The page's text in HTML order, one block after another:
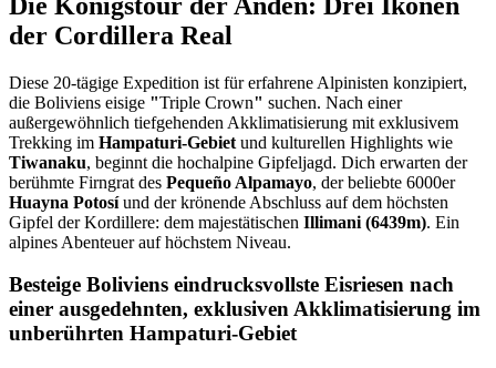
der Cordillera Real
Diese 20-tägige Expedition ist für erfahrene Alpinisten konzipiert,
die Boliviens eisige "Triple Crown" suchen. Nach einer
außergewöhnlich tiefgehenden Akklimatisierung mit exklusivem
Trekking im Hampaturi-Gebiet und kulturellen Highlights wie
Tiwanaku, beginnt die hochalpine Gipfeljagd. Dich erwarten der
berühmte Firngrat des Pequeño Alpamayo, der beliebte 6000er
Huayna Potosíund der krönende Abschluss auf dem höchsten
Gipfel der Kordillere: dem majestätischen Illimani (6439m). Ein
alpines Abenteuer auf höchstem Niveau.
Besteige Boliviens eindrucksvollste Eisriesen nach
einer ausgedehnten, exklusiven Akklimatisierung im
unberührten Hampaturi-Gebiet